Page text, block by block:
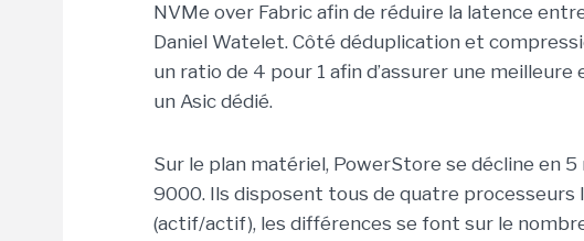
NVMe over Fabric afin de réduire la latence
Daniel Watelet. Côté déduplication et
un ratio de 4 pour 1 afin d’assurer une
un Asic dédié.
Sur le plan matériel, PowerStore se décline en
9000. Ils disposent tous de quatre
(actif/actif), les différences se font sur le